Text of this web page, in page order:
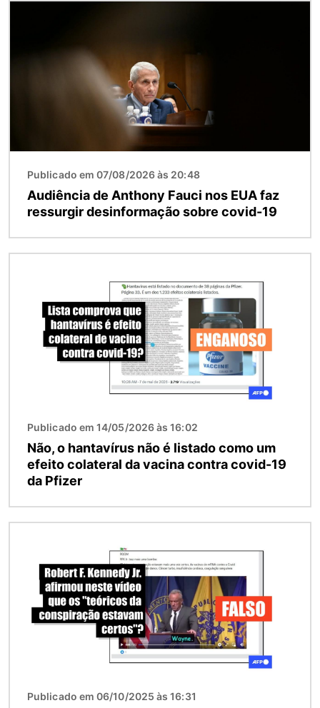
Publicado em 07/08/2026 às 20:48
Audiência de Anthony Fauci nos EUA faz
ressurgir desinformação sobre covid-19
Publicado em 14/05/2026 às 16:02
Não, o hantavírus não é listado como um
efeito colateral da vacina contra covid-19
da Pfizer
Publicado em 06/10/2025 às 16:31